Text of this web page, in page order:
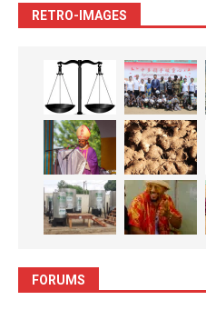
RETRO-IMAGES
FORUMS